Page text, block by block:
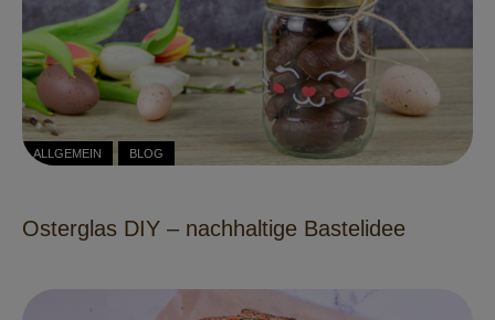
ALLGEMEIN BLOG
Osterglas DIY – nachhaltige Bastelidee